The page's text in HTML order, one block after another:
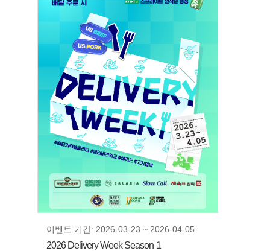
이벤트 기간: 2026-03-23 ~ 2026-04-05
2026 Delivery Week Season 1